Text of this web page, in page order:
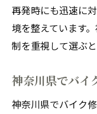
バイクの
ツ
持ち込み
旧車バイクの
旧車バイ
再発時にも迅速に
境を整えています
制を重視して選ぶと
神奈川県でバイ
神奈川県でバイク